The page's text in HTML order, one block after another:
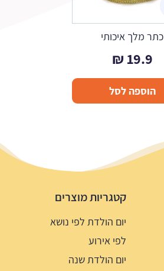
כתר מלך איכותי
19.9
₪
הוספה לסל
קטגריות מוצרים
יום הולדת לפי נושא
לפי אירוע
יום הולדת שנה